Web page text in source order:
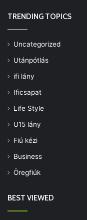
TRENDING TOPICS
Uncategorized
Utánpótlás
ifi lány
Ificsapat
Life Style
U15 lány
Fiú kézi
Business
Öregfiúk
BEST VIEWED